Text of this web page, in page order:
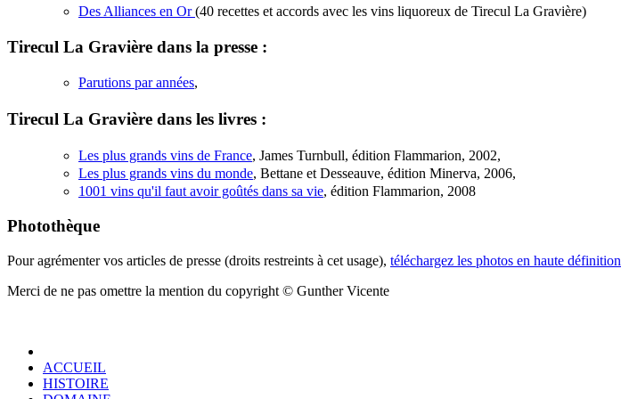
Des Alliances en Or(40 recettes et accords avec les vins liquoreux de Tirecul La Gravière)
Tirecul La Gravière dans la presse :
Parutions par années,
Tirecul La Gravière dans les livres :
Les plus grands vins de France, James Turnbull, édition Flammarion, 2002,
Les plus grands vins du monde, Bettane et Desseauve, édition Minerva, 2006,
1001 vins qu'il faut avoir goûtés dans sa vie, édition Flammarion, 2008
Photothèque
Pour agrémenter vos articles de presse (droits restreints à cet usage), téléchargez les photos en haute définition
Merci de ne pas omettre la mention du copyright © Gunther Vicente
ACCUEIL
HISTOIRE